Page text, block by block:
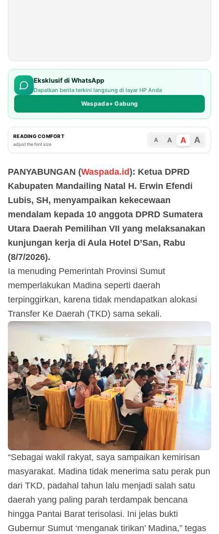
Eksklusif di WhatsApp
Dapatkan berita terkini langsung di layar HP Anda
Waspada+ Gabung
READING COMFORT
adjust the font size
A A A A
PANYABUNGAN (Waspada.id): Ketua DPRD
Kabupaten Mandailing Natal H. Erwin Efendi
Lubis, SH, menyampaikan kekecewaan
mendalam kepada 10 anggota DPRD Sumatera
Utara Daerah Pemilihan VII yang melaksanakan
kunjungan kerja di Aula Hotel D’San, Rabu
(8/7/2026).
Ia menuding Pemerintah Provinsi Sumut
memperlakukan Madina seperti daerah
terpinggirkan, karena tidak mendapatkan alokasi
Transfer Ke Daerah (TKD) sama sekali.
“Sebagai wakil rakyat, saya sampaikan kemirisan
masyarakat. Madina tidak menerima satu perak pun
dari TKD, padahal tahun lalu menjadi salah satu
daerah yang paling parah terdampak bencana
hingga Pantai Barat terisolasi. Ini jelas bukti
Gubernur Sumut ‘menganak tirikan’ Madina,” tegas